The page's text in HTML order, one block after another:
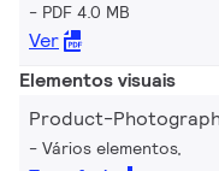
PDF 4.0 MB
Ver
Elementos visuais
Product-
Vários elementos,